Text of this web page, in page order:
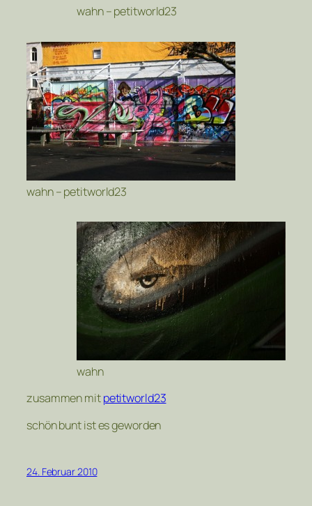
wahn – petitworld23
wahn – petitworld23
wahn
zusammen mitpetitworld23
schön bunt ist es geworden
24. Februar 2010